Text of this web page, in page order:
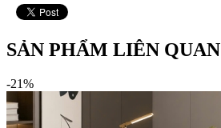
SẢN PHẨM LIÊN QUAN
-21%